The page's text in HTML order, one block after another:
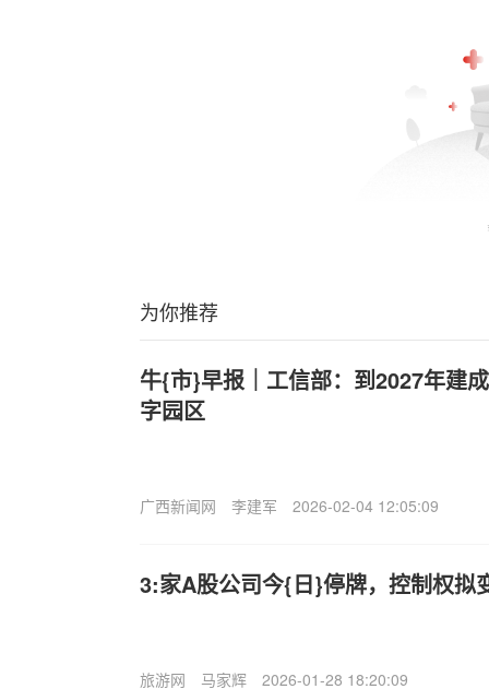
为你推荐
牛{市}早报｜工信部：到2027年建
字园区
广西新闻网 李建军 2026-02-04 12:05:09
3:家A股公司今{日}停牌，控制权拟
旅游网 马家辉 2026-01-28 18:20:09